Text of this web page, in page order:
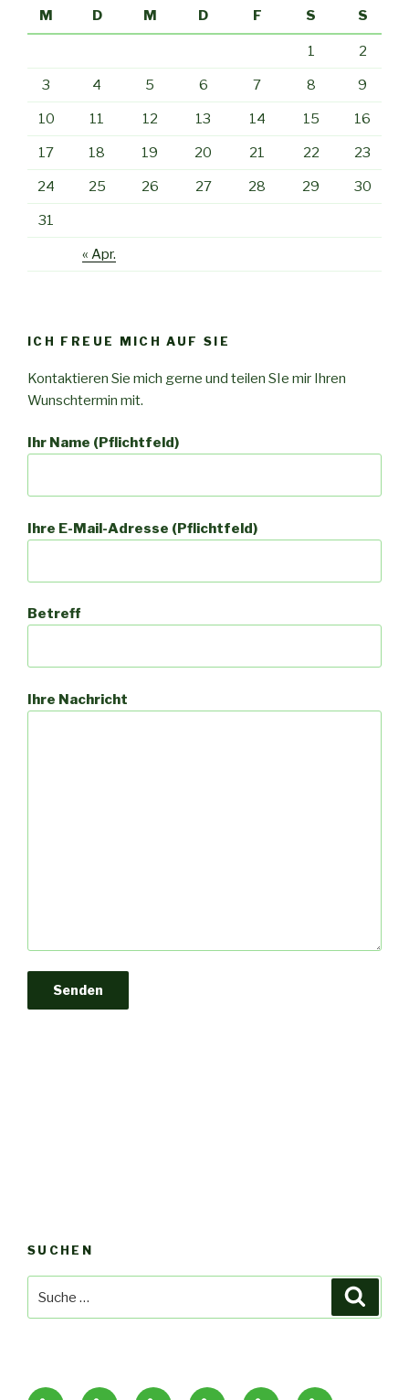
M
D M D F S S
« Apr.
1 2
3 4 5 6 7 8 9
10 11 12 13 14 15 16
17 18 19 20 21 22 23
24 25 26 27 28 29 30
31
ICH FREUE MICH AUF SIE
Kontaktieren Sie mich gerne und teilen SIe mir Ihren
Wunschtermin mit.
Ihr Name (Pflichtfeld)
Ihre E-Mail-Adresse (Pflichtfeld)
Betreff
Ihre Nachricht
SUCHEN